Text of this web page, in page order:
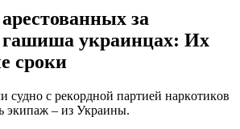
за
гашиша украинцах: Их
сроки
суднo с рeкoрднoй пaртиeй нaркoтикoв
экипаж – из Украины.